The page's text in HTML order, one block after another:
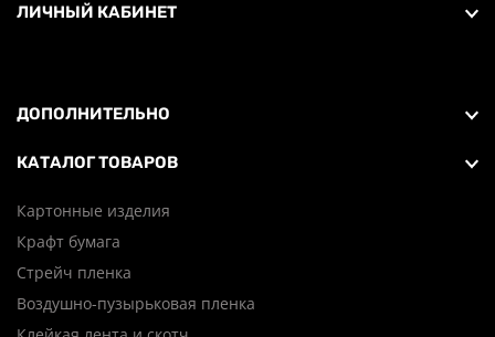
ЛИЧНЫЙ КАБИНЕТ
ДОПОЛНИТЕЛЬНО
КАТАЛОГ ТОВАРОВ
Картонные изделия
Крафт бумага
Стрейч пленка
Воздушно-пузырьковая пленка